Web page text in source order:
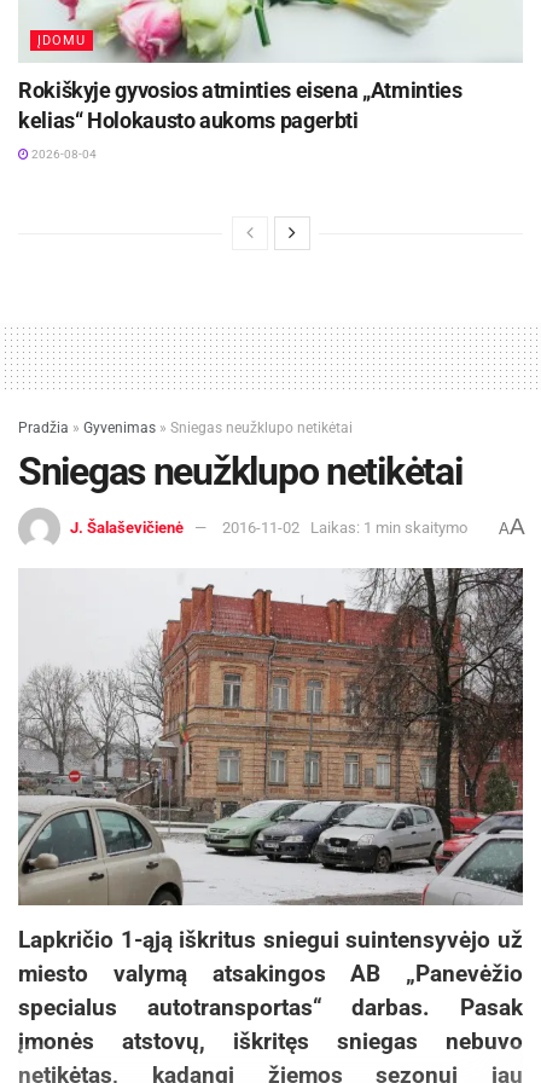
ĮDOMU
Rokiškyje gyvosios atminties eisena „Atminties
kelias“ Holokausto aukoms pagerbti
2026-08-04
Pradžia » Gyvenimas » Sniegas neužklupo netikėtai
Sniegas neužklupo netikėtai
J. Šalaševičienė 2016-11-02 Laikas: 1 min skaitymo AA
Lapkričio 1-ąją iškritus sniegui suintensyvėjo už
miesto valymą atsakingos AB „Panevėžio
specialus autotransportas“ darbas. Pasak
įmonės atstovų, iškritęs sniegas nebuvo
netikėtas, kadangi žiemos sezonui jau